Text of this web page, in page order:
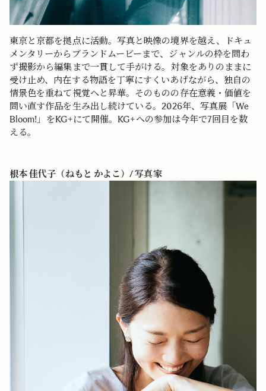
東京と京都を拠点に活動。写真と映像の境界を越え、ドキュ
メンタリーからブランドムービーまで、ジャンルの枠を問わ
ず撮影から編集まで一貫して手がける。対象をありのままに
受け止め、内在する物語を丁寧にすくいあげながら、独自の
情景色を重ねて視覚へと昇華。そのものの存在意義・価値を
問い直す作品を生み出し続けている。2026年、写真展「We
Bloom!」をKG+にて開催。KG+への参加は今年で7回目を数
える。
根本 佳代子（ねもと かよこ）/ 写真家